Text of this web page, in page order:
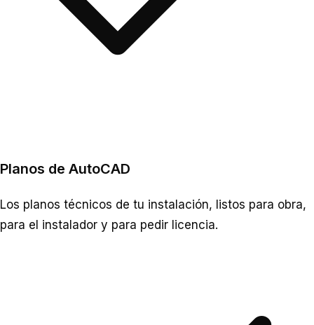
Planos de AutoCAD
Los planos técnicos de tu instalación, listos para obra,
para el instalador y para pedir licencia.